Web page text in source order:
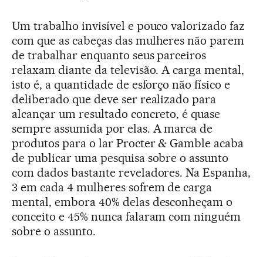
Um trabalho invisível e pouco valorizado faz
com que as cabeças das mulheres não parem
de trabalhar enquanto seus parceiros
relaxam diante da televisão. A carga mental,
isto é, a quantidade de esforço não físico e
deliberado que deve ser realizado para
alcançar um resultado concreto, é quase
sempre assumida por elas. A marca de
produtos para o lar Procter & Gamble acaba
de publicar uma pesquisa sobre o assunto
com dados bastante reveladores. Na Espanha,
3 em cada 4 mulheres sofrem de carga
mental, embora 40% delas desconheçam o
conceito e 45% nunca falaram com ninguém
sobre o assunto.